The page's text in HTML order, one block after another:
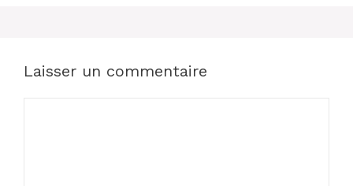
Laisser un commentaire